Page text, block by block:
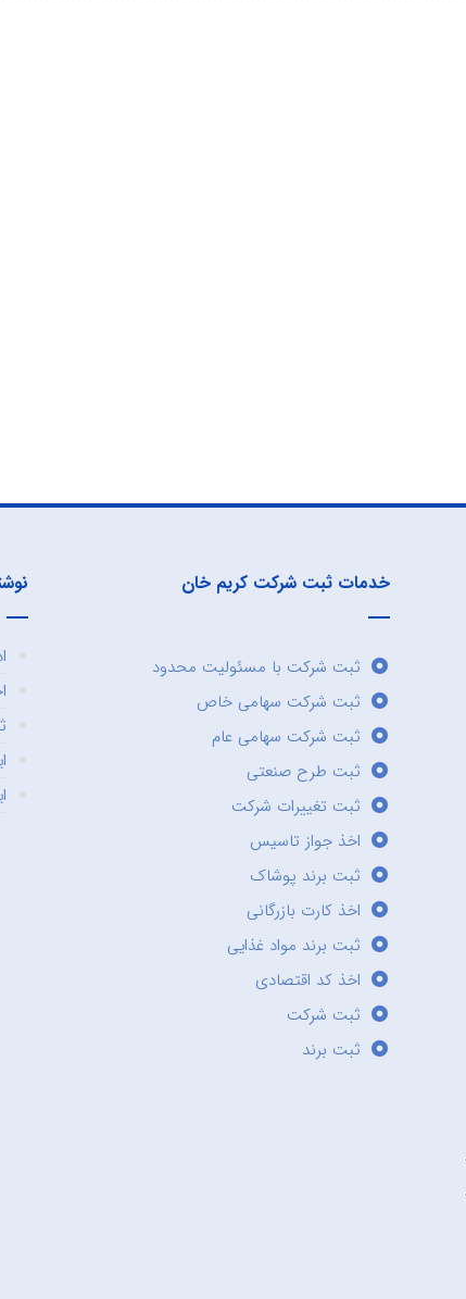
خدمات ثبت شرکت کریم خان
ثبت شرکت با مسئولیت محدود
ثبت شرکت سهامی خاص
ثبت شرکت سهامی عام
ثبت طرح صنعتی
ثبت تغییرات شرکت
اخذ جواز تاسیس
ثبت برند پوشاک
اخذ کارت بازرگانی
ثبت برند مواد غذایی
اخذ کد اقتصادی
ثبت شرکت
ثبت برند